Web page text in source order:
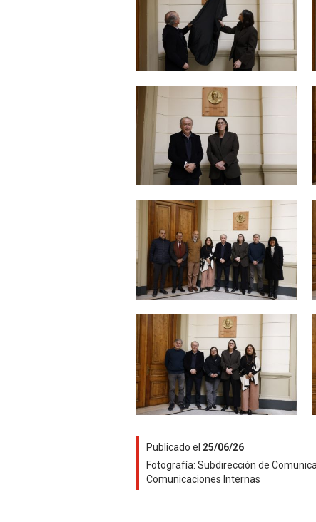
Zoom
Zoom
Zoom
Publicado el 25/06/26
Fotografía:Subdirección de
Comunicaciones Internas